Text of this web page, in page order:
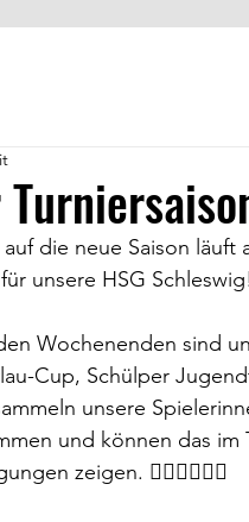
die neue Saison
unsere HSG
Wochenenden sind
Cup, Schülper
unsere
und können das
zeigen. 🤾🏼‍♀️🤾🏼‍♂️